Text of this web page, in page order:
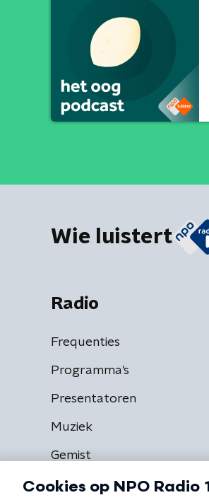
Wie luistert
Radio
Frequenties
Programma's
Presentatoren
Muziek
Gemist